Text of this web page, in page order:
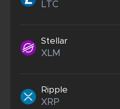
LTC
Stellar
XLM
Ripple
XRP